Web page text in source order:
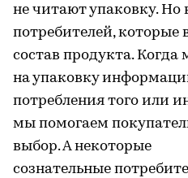
не читают упаковку. Но
потребителей, которые
состав продукта.
на упаковку
потребления того или
мы помогаем
выбор. А некоторые
сознательные